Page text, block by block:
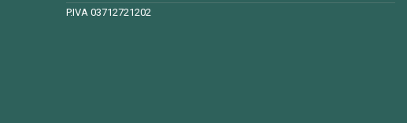
P.IVA 03712721202